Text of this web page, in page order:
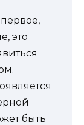
это
быть